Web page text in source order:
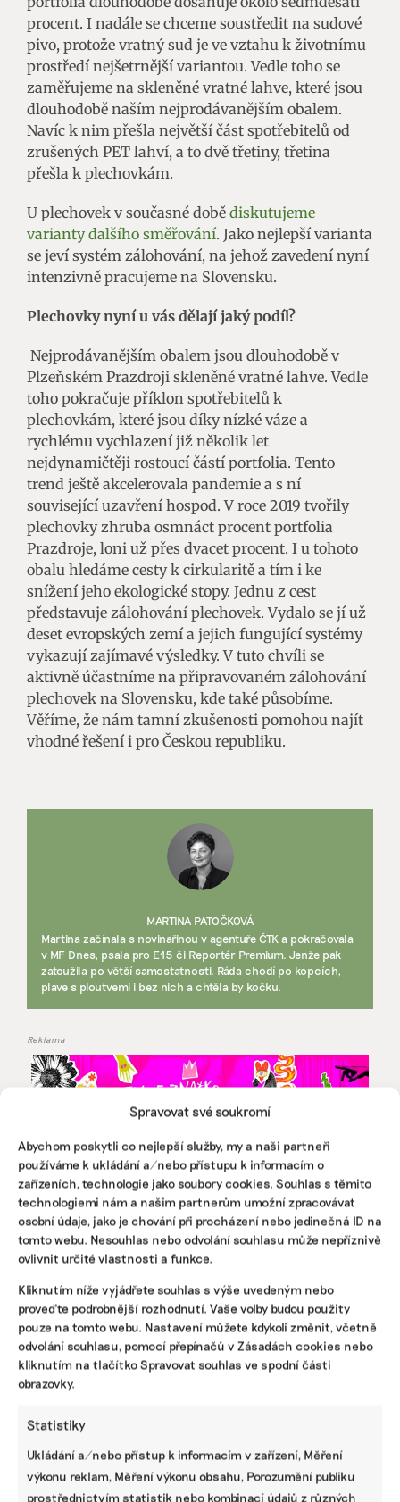
Spravovat své soukromí
Abychom poskytli co nejlepší služby, my a naši partneři
používáme k ukládání a/nebo přístupu k informacím o
zařízeních, technologie jako soubory cookies. Souhlas s těmito
technologiemi nám a našim partnerům umožní zpracovávat
osobní údaje, jako je chování při procházení nebo jedinečná ID na
tomto webu. Nesouhlas nebo odvolání souhlasu může nepříznivě
ovlivnit určité vlastnosti a funkce.
Kliknutím níže vyjádřete souhlas s výše uvedeným nebo
proveďte podrobnější rozhodnutí. Vaše volby budou použity
pouze na tomto webu. Nastavení můžete kdykoli změnit, včetně
odvolání souhlasu, pomocí přepínačů v Zásadách cookies nebo
kliknutím na tlačítko Spravovat souhlas ve spodní části
obrazovky.
Statistiky
Ukládání a/nebo přístup k informacím v zařízení, Měření
výkonu reklam, Měření výkonu obsahu, Porozumění publiku
prostřednictvím statistik nebo kombinací údajů z různých
procent. I nadále se chceme soustředit na sudové
pivo, protože vratný sud je ve vztahu k životnímu
prostředí nejšetrnější variantou. Vedle toho se
zaměřujeme na skleněné vratné lahve, které jsou
dlouhodobě naším nejprodávanějším obalem.
Navíc k nim přešla největší část spotřebitelů od
zrušených PET lahví, a to dvě třetiny, třetina
přešla k plechovkám.
U plechovek v současné době diskutujeme
varianty dalšího směřování. Jako nejlepší varianta
se jeví systém zálohování, na jehož zavedení nyní
intenzivně pracujeme na Slovensku.
Plechovky nyní u vás dělají jaký podíl?
Nejprodávanějším obalem jsou dlouhodobě v
Plzeňském Prazdroji skleněné vratné lahve. Vedle
toho pokračuje příklon spotřebitelů k
plechovkám, které jsou díky nízké váze a
rychlému vychlazení již několik let
nejdynamičtěji rostoucí částí portfolia. Tento
trend ještě akcelerovala pandemie a s ní
související uzavření hospod. V roce 2019 tvořily
plechovky zhruba osmnáct procent portfolia
Prazdroje, loni už přes dvacet procent. I u tohoto
obalu hledáme cesty k cirkularitě a tím i ke
snížení jeho ekologické stopy. Jednu z cest
představuje zálohování plechovek. Vydalo se jí už
deset evropských zemí a jejich fungující systémy
vykazují zajímavé výsledky. V tuto chvíli se
aktivně účastníme na připravovaném zálohování
plechovek na Slovensku, kde také působíme.
Věříme, že nám tamní zkušenosti pomohou najít
vhodné řešení i pro Českou republiku.
MARTINA PATOČKOVÁ
Martina začínala s novinařinou v agentuře ČTK a pokračovala
v MF Dnes, psala pro E15 či Reportér Premium. Jenže pak
zatoužila po větší samostatnosti. Ráda chodí po kopcích,
plave s ploutvemi i bez nich a chtěla by kočku.
Reklama
Pomozte udržet důležité
informace dostupné všem.
Díky vaší podpoře se můžeme pustit do témat,
která by jinak nevznikla.
Přispějte na vznik obsahu.